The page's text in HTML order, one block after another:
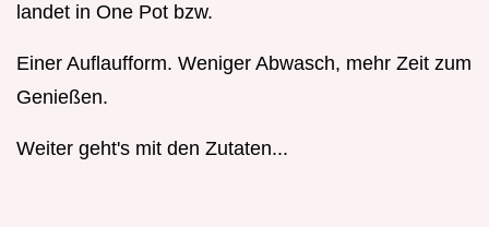
landet in One Pot bzw.
Einer Auflaufform. Weniger Abwasch, mehr Zeit zum
Genießen.
Weiter geht's mit den Zutaten...